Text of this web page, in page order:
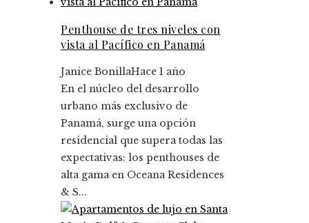
Penthouse de tres niveles con
vista al Pacífico en Panamá
Janice BonillaHace 1 año
En el núcleo del desarrollo
urbano más exclusivo de
Panamá, surge una opción
residencial que supera todas las
expectativas: los penthouses de
alta gama en Oceana Residences
& S...